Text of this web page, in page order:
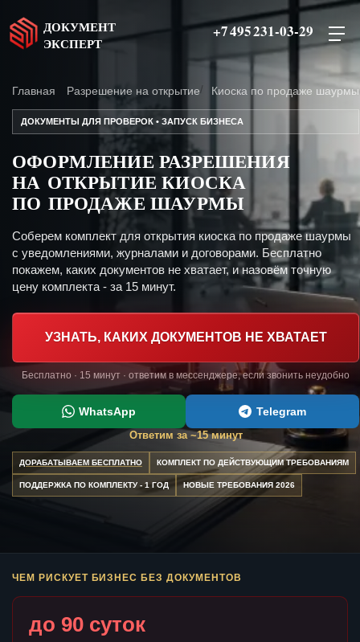
ДОКУМЕНТ
ЭКСПЕРТ
+7 495 231-03-29
Главная Разрешение на открытие Киоска по продаже шаурмы
ДОКУМЕНТЫ ДЛЯ ПРОВЕРОК • ЗАПУСК БИЗНЕСА
ОФОРМЛЕНИЕ РАЗРЕШЕНИЯ
НА ОТКРЫТИЕ КИОСКА
ПО ПРОДАЖЕ ШАУРМЫ
Соберем комплект для открытия киоска по продаже шаурмы
с уведомлениями, журналами и договорами. Бесплатно
покажем, каких документов не хватает, и назовём точную
цену комплекта - за 15 минут.
УЗНАТЬ, КАКИХ ДОКУМЕНТОВ НЕ ХВАТАЕТ
Бесплатно · 15 минут · ответим в мессенджере, если звонить неудобно
WhatsApp Telegram
Ответим за ~15 минут
ДОРАБАТЫВАЕМ БЕСПЛАТНО КОМПЛЕКТ ПО ДЕЙСТВУЮЩИМ ТРЕБОВАНИЯМ
ПОДДЕРЖКА ПО КОМПЛЕКТУ - 1 ГОД НОВЫЕ ТРЕБОВАНИЯ 2026
ЧЕМ РИСКУЕТ БИЗНЕС БЕЗ ДОКУМЕНТОВ
до 90 суток